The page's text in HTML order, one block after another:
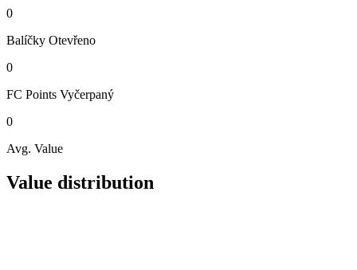
0
Balíčky Otevřeno
0
FC Points Vyčerpaný
0
Avg. Value
Value distribution